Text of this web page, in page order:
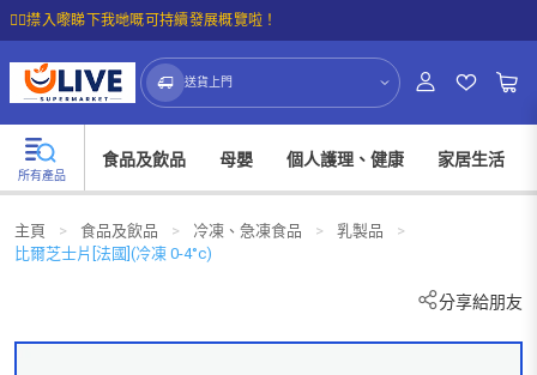
☝🏼㩒入嚟睇下我哋嘅可持續發展概覽啦！
送貨上門
所有產品
食品及飲品 母嬰 個人護理、健康 家居生活
主頁 > 食品及飲品 > 冷凍、急凍食品 > 乳製品
>
比爾芝士片[法國](冷凍 0-4°c)
分享給朋友